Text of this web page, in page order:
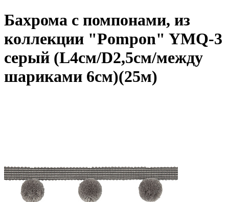
Бахрома с помпонами, из
коллекции "Pompon" YMQ-3
серый (L4см/D2,5см/между
шариками 6см)(25м)